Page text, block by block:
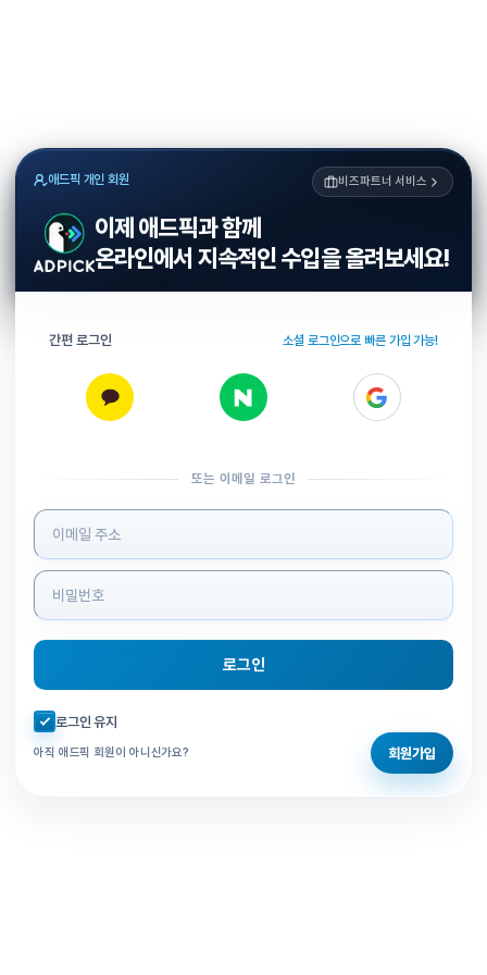
애드픽 개인 회원 비즈파트너 서비스
이제 애드픽과 함께
온라인에서 지속적인 수입을 올려보세요!
간편 로그인 소셜 로그인으로 빠른 가입 가능!
또는 이메일 로그인
로그인 정보 입력
로그인
자동로그인 체크
로그인 유지
아직 애드픽 회원이 아니신가요? 회원가입